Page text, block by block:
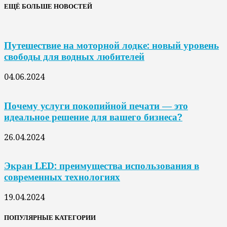
ЕЩЁ БОЛЬШЕ НОВОСТЕЙ
Путешествие на моторной лодке: новый уровень
свободы для водных любителей
04.06.2024
Почему услуги покопийной печати — это
идеальное решение для вашего бизнеса?
26.04.2024
Экран LED: преимущества использования в
современных технологиях
19.04.2024
ПОПУЛЯРНЫЕ КАТЕГОРИИ